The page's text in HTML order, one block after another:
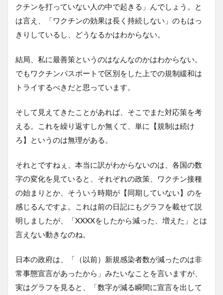
クチンを打っていない人の中で起きる」んでしょう。と
は言え、「ワクチンの効果は長く持続しない」のもはっ
きりしているし、どうなるかはわからない。
結局、私に最善策というのはなんなのかはわからない。
でもワクチンパスポートで区別をした上での規制緩和は
トライするべきだと思っています。
そして見えてきたことがあれば、そこでまた対応策を考
える。これを繰り返すしか無くて、単に【規制は続け
ろ】というのは無理がある。
それとですねぇ、本当に訳がわからないのは、各国の数
字の変化を見ていると、それぞれの政策、ワクチン接種
の始まりとか、そういう時期が【同期していない】のを
感じるんですよ。これは前の日記にもグラフを載せて説
明しましたが、「XXXXをしたから減った、増えた」とは
言えない動きなのね。
日本の政府は、「（以前）新規感染者数が減ったのは非
常事態宣言があったから」みたいなことを言いますが、
実はグラフを見ると、「数字が減る瞬間に宣言を出して